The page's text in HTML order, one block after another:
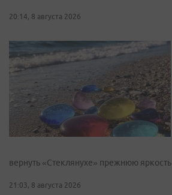
20:14, 8 августа 2026
вернуть «Стеклянухе» прежнюю яркость
21:03, 8 августа 2026